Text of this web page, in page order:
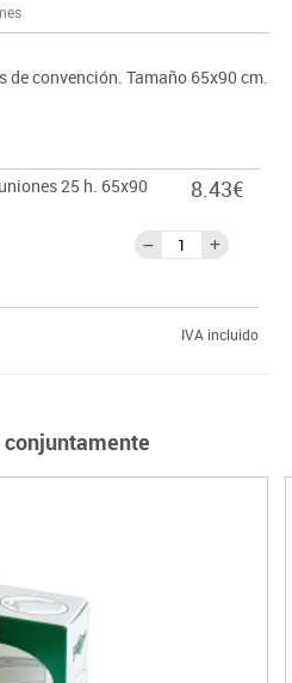
convención. Tamaño 65x90 cm.
25 h. 65x90
8.43€
IVA incluido